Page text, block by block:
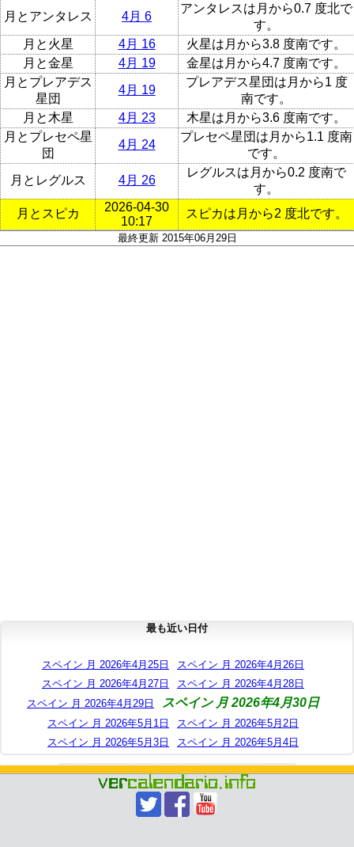
月とアンタレス
4月 6
アンタレスは月から0.7 度北で
す。
月と火星
4月 16
火星は月から3.8 度南です。
月と金星
4月 19
金星は月から4.7 度南です。
月とプレアデス
星団
4月 19
プレアデス星団は月から1 度
南です。
月と木星
4月 23
木星は月から3.6 度南です。
月とプレセペ星
団
4月 24
プレセペ星団は月から1.1 度南
です。
月とレグルス
4月 26
レグルスは月から0.2 度南で
す。
月とスピカ
2026-04-30
10:17
スピカは月から2 度北です。
最終更新 2015年06月29日
最も近い日付
スペイン 月 2026年4月25日
スペイン 月 2026年4月26日
スペイン 月 2026年4月27日
スペイン 月 2026年4月28日
スペイン 月 2026年4月29日
スペイン 月 2026年4月30日
スペイン 月 2026年5月1日
スペイン 月 2026年5月2日
スペイン 月 2026年5月3日
スペイン 月 2026年5月4日